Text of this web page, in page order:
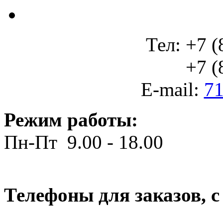
Тел: +7
+7
E-mail:
Режим работы:
Пн-Пт 9.00 - 18.00
Телефоны для заказов,